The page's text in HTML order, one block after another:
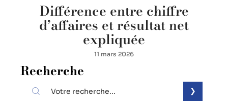
Différence entre chiffre
d’affaires et résultat net
expliquée
11 mars 2026
Recherche